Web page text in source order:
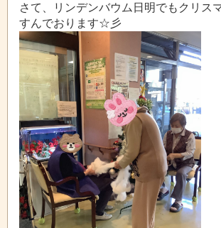
さて、リンデンバウム日明でもクリス
すんでおります☆彡